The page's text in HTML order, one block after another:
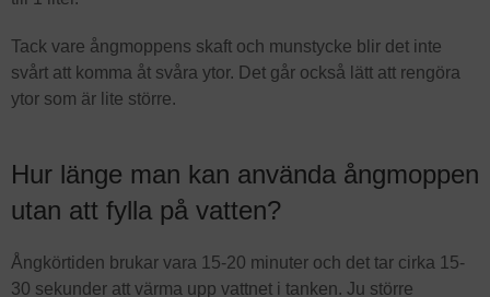
Tack vare ångmoppens skaft och munstycke blir det inte
svårt att komma åt svåra ytor. Det går också lätt att rengöra
ytor som är lite större.
Hur länge man kan använda ångmoppen
utan att fylla på vatten?
Ångkörtiden brukar vara 15-20 minuter och det tar cirka 15-
30 sekunder att värma upp vattnet i tanken. Ju större